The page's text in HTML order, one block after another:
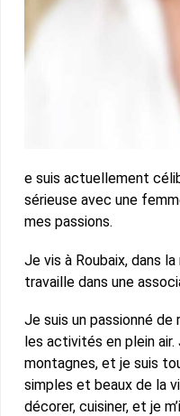
e suis actuellement
sérieuse avec une
mes passions.
Je vis à Roubaix, dans
travaille dans une
Je suis un passionné
les activités en plein
montagnes, et je suis
simples et beaux de la
décorer, cuisiner, et je